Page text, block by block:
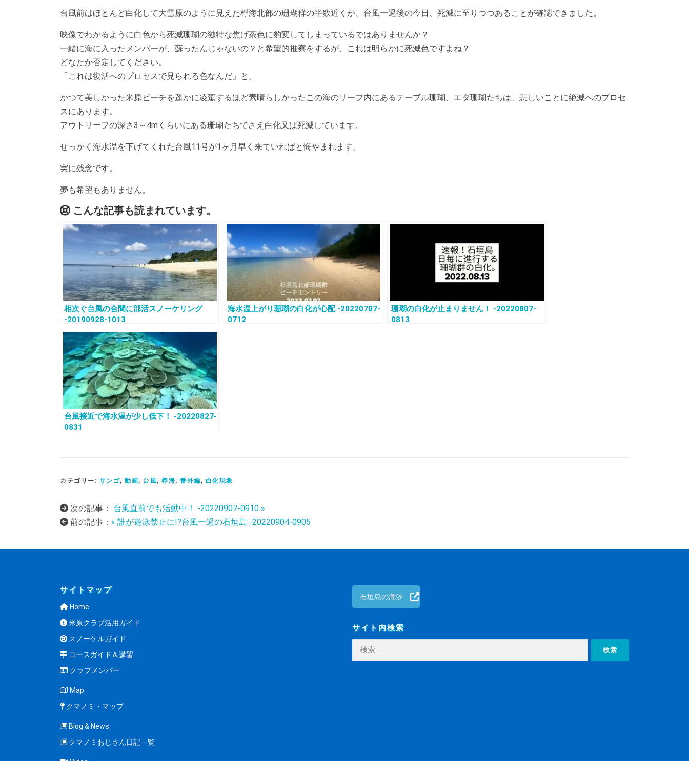
台風前はほとんど白化して大雪原のように見えた桴海北部の珊瑚群の半数近くが、台風一過後の今日、死滅に至りつつあることが確認できました。
映像でわかるように白色から死滅珊瑚の独特な焦げ茶色に豹変してしまっているではありませんか？
一緒に海に入ったメンバーが、蘇ったんじゃないの？と希望的推察をするが、これは明らかに死滅色ですよね？
どなたか否定してください。
「これは復活へのプロセスで見られる色なんだ」と。
かつて美しかった米原ビーチを遥かに凌駕するほど素晴らしかったこの海のリーフ内にあるテーブル珊瑚、エダ珊瑚たちは、悲しいことに絶滅へのプロセ
スにあります。
アウトリーフの深さ3～4mくらいにある珊瑚たちでさえ白化又は死滅しています。
せっかく海水温を下げてくれた台風11号が1ヶ月早く来ていればと悔やまれます。
実に残念です。
夢も希望もありません。
こんな記事も読まれています。
相次ぐ台風の合間に部活スノーケリング
-20190928-1013
海水温上がり珊瑚の白化が心配 -20220707-
0712
珊瑚の白化が止まりません！ -20220807-
0813
台風接近で海水温が少し低下！ -20220827-
0831
カテゴリー: サンゴ, 動画, 台風, 桴海, 番外編 , 白化現象
次の記事：
台風直前でも活動中！ -20220907-0910 »
前の記事： « 誰が遊泳禁止に!?台風一過の石垣島 -20220904-0905
サイトマップ
Home
米原クラブ活用ガイド
スノーケルガイド
コースガイド＆講習
クラブメンバー
Map
クマノミ・マップ
Blog & News
クマノミおじさん日記一覧
石垣島の潮汐
サイト内検索